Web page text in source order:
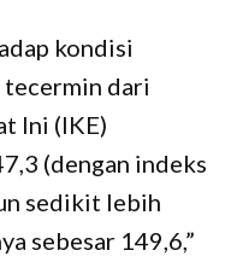
kondisi
dari
Ini (IKE)
(dengan indeks
sedikit lebih
sebesar 149,6,”